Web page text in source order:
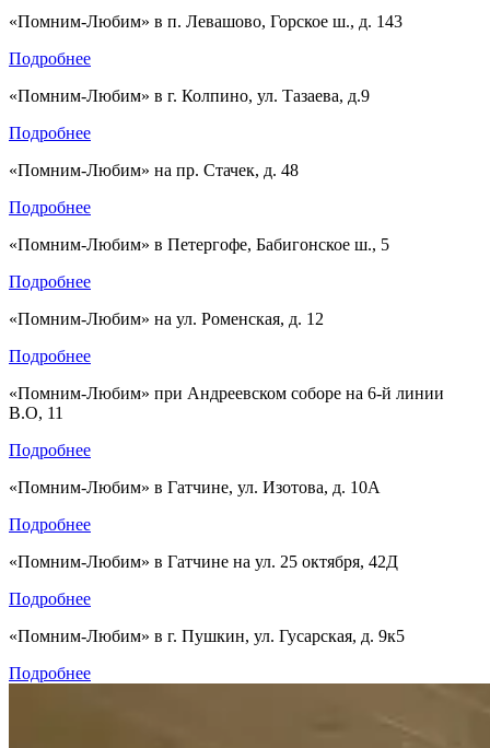
«Помним-Любим» в п. Левашово, Горское ш., д. 143
Подробнее
«Помним-Любим» в г. Колпино, ул. Тазаева, д.9
Подробнее
«Помним-Любим» на пр. Стачек, д. 48
Подробнее
«Помним-Любим» в Петергофе, Бабигонское ш., 5
Подробнее
«Помним-Любим» на ул. Роменская, д. 12
Подробнее
«Помним-Любим» при Андреевском соборе на 6-й линии
В.О, 11
Подробнее
«Помним-Любим» в Гатчине, ул. Изотова, д. 10А
Подробнее
«Помним-Любим» в Гатчине на ул. 25 октября, 42Д
Подробнее
«Помним-Любим» в г. Пушкин, ул. Гусарская, д. 9к5
Подробнее